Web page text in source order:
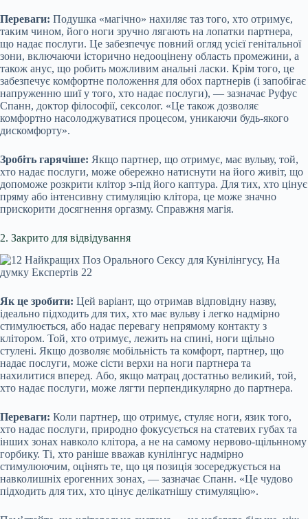
Переваги: Подушка «магічно» нахиляє таз того, хто отримує,
таким чином, його ноги зручно лягають на лопатки партнера,
що надає послуги. Це забезпечує повний огляд усієї генітальної
зони, включаючи історично недооцінену область промежини, а
також анус, що робить можливим анальні ласки. Крім того, це
забезпечує комфортне положення для обох партнерів (і запобігає
напруженню шиї у того, хто надає послуги), — зазначає Руфус
Спанн, доктор філософії, сексолог. «Це також дозволяє
комфортно насолоджуватися процесом, уникаючи будь-якого
дискомфорту».
Зробіть гарячіше: Якщо партнер, що отримує, має вульву, той,
хто надає послуги, може обережно натиснути на його живіт, що
допоможе розкрити клітор з-під його каптура. Для тих, хто цінує
пряму або інтенсивну стимуляцію клітора, це може значно
прискорити досягнення оргазму. Справжня магія.
2. Закрито для відвідування
Як це зробити: Цей варіант, що отримав відповідну назву,
ідеально підходить для тих, хто має вульву і легко надмірно
стимулюється, або надає перевагу непрямому контакту з
клітором. Той, хто отримує, лежить на спині, ноги щільно
стулені. Якщо дозволяє мобільність та комфорт, партнер, що
надає послуги, може сісти верхи на ноги партнера та
нахилитися вперед. Або, якщо матрац достатньо великий, той,
хто надає послуги, може лягти перпендикулярно до партнера.
Переваги: Коли партнер, що отримує, стуляє ноги, язик того,
хто надає послуги, природно фокусується на статевих губах та
інших зонах навколо клітора, а не на самому нервово-щільнному
горбику. Ті, хто раніше вважав кунілінгус надмірно
стимулюючим, оцінять те, що ця позиція зосереджується на
навколишніх ерогенних зонах, — зазначає Спанн. «Це чудово
підходить для тих, хто цінує делікатнішу стимуляцію».